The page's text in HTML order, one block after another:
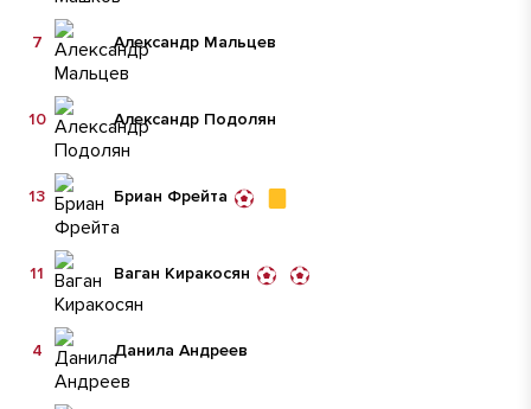
Александр Мальцев
7
Александр Подолян
10
Бриан Фрейта
13
Ваган Киракосян
11
Данила Андреев
4